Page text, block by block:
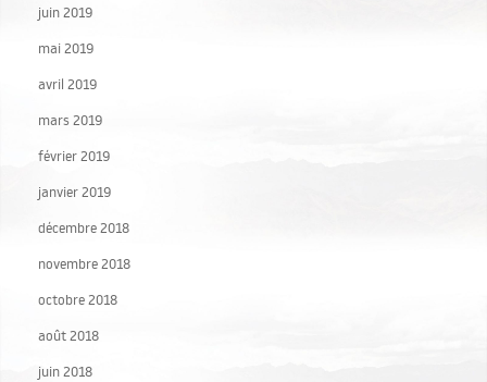
juin 2019
mai 2019
avril 2019
mars 2019
février 2019
janvier 2019
décembre 2018
novembre 2018
octobre 2018
août 2018
juin 2018